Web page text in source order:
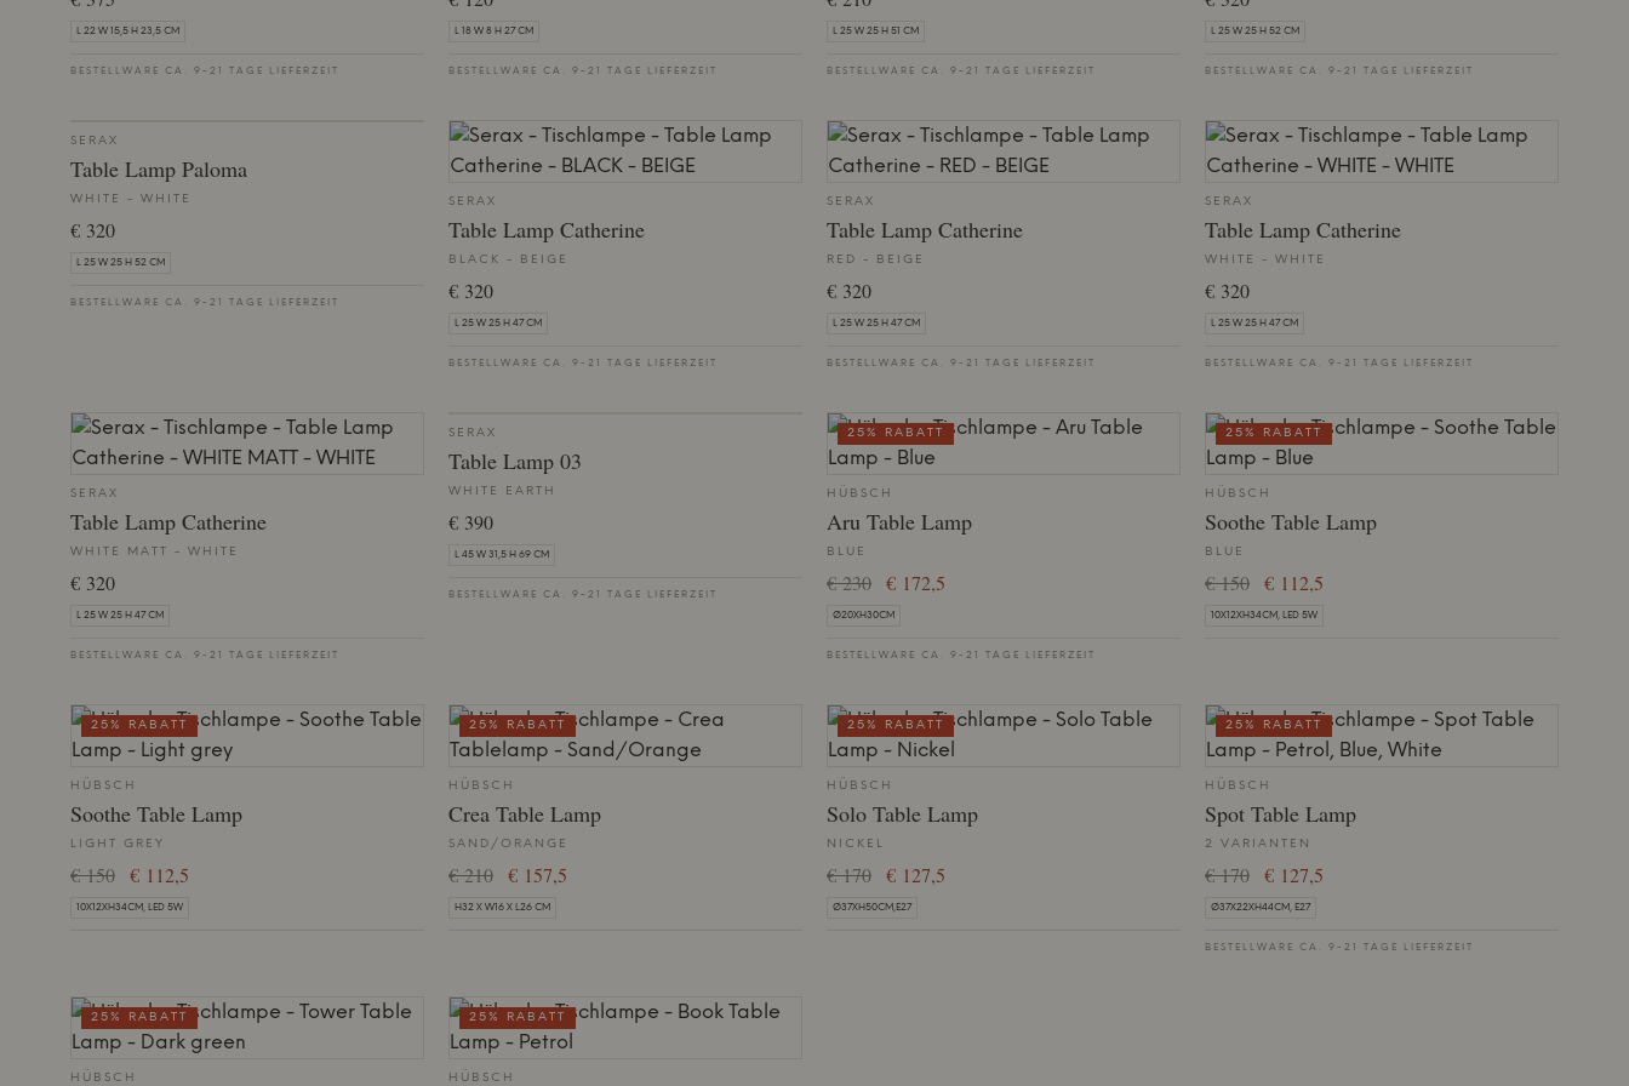
L 22 W 15,5 H 23,5 CM
BESTELLWARE CA. 9-21 TAGE LIEFERZEIT
L 18 W 8 H 27 CM
BESTELLWARE CA. 9-21 TAGE LIEFERZEIT
L 25 W 25 H 51 CM
BESTELLWARE CA. 9-21 TAGE LIEFERZEIT
L 25 W 25 H 52 CM
BESTELLWARE CA. 9-21 TAGE LIEFERZEIT
SERAX
Table Lamp Paloma
WHITE - WHITE
€ 320
L 25 W 25 H 52 CM
BESTELLWARE CA. 9-21 TAGE LIEFERZEIT
SERAX
Table Lamp Catherine
BLACK - BEIGE
€ 320
L 25 W 25 H 47 CM
BESTELLWARE CA. 9-21 TAGE LIEFERZEIT
SERAX
Table Lamp Catherine
RED - BEIGE
€ 320
L 25 W 25 H 47 CM
BESTELLWARE CA. 9-21 TAGE LIEFERZEIT
SERAX
Table Lamp Catherine
WHITE - WHITE
€ 320
L 25 W 25 H 47 CM
BESTELLWARE CA. 9-21 TAGE LIEFERZEIT
SERAX
Table Lamp Catherine
WHITE MATT - WHITE
€ 320
L 25 W 25 H 47 CM
BESTELLWARE CA. 9-21 TAGE LIEFERZEIT
SERAX
Table Lamp 03
WHITE EARTH
€ 390
L 45 W 31,5 H 69 CM
BESTELLWARE CA. 9-21 TAGE LIEFERZEIT
HÜBSCH
Aru Table Lamp
BLUE
€ 230 € 172,5
Ø20XH30CM
BESTELLWARE CA. 9-21 TAGE LIEFERZEIT
25% RABATT
HÜBSCH
Soothe Table Lamp
BLUE
€ 150 € 112,5
10X12XH34CM, LED 5W
25% RABATT
HÜBSCH
Soothe Table Lamp
LIGHT GREY
€ 150 € 112,5
10X12XH34CM, LED 5W
25% RABATT
HÜBSCH
Crea Table Lamp
SAND/ORANGE
€ 210 € 157,5
H32 X W16 X L26 CM
25% RABATT
HÜBSCH
Solo Table Lamp
NICKEL
€ 170 € 127,5
Ø37XH50CM,E27
25% RABATT
HÜBSCH
Spot Table Lamp
2 VARIANTEN
€ 170 € 127,5
Ø37X22XH44CM, E27
BESTELLWARE CA. 9-21 TAGE LIEFERZEIT
25% RABATT
HÜBSCH
25% RABATT
HÜBSCH
25% RABATT